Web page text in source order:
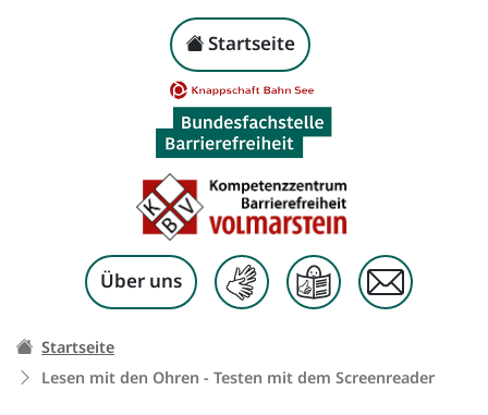
Zum Inhalt springen
Lesen mit den Ohren
Kopf-Navigation
Startseite
Über uns
Ihr Weg zu dieser Seite:
Startseite
Lesen mit den Ohren - Testen mit dem Screenreader